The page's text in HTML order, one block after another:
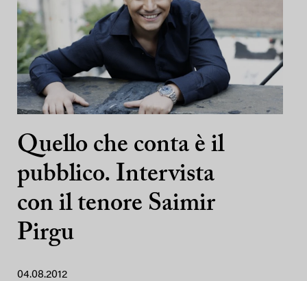
Quello che conta è il
pubblico. Intervista
con il tenore Saimir
Pirgu
04.08.2012